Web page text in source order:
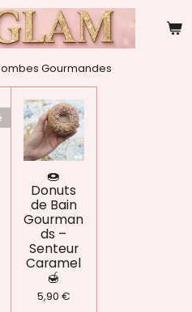
Gourmandes
🍩
Donuts
de Bain
Gourman
ds –
Senteur
Caramel
🍯
5,90 €